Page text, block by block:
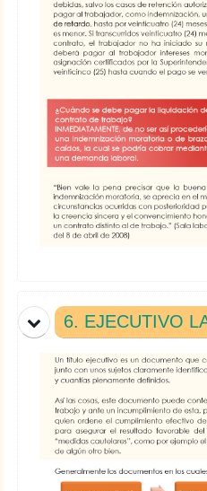
6. EJECUTIVO